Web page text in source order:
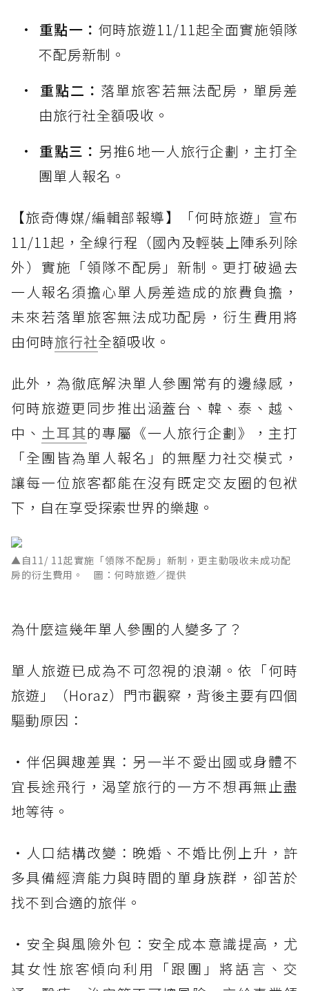
重點一： 何時旅遊11/11起全面實施領隊
不配房新制。
重點二： 落單旅客若無法配房，單房差
由旅行社全額吸收。
重點三： 另推6地一人旅行企劃，主打全
團單人報名。
【旅奇傳媒/編輯部報導】「何時旅遊」宣布
11/11起，全線行程（國內及輕裝上陣系列除
外）實施「領隊不配房」新制。更打破過去
一人報名須擔心單人房差造成的旅費負擔，
未來若落單旅客無法成功配房，衍生費用將
由何時旅行社全額吸收。
此外，為徹底解決單人參團常有的邊緣感，
何時旅遊更同步推出涵蓋台、韓、泰、越、
中、 土耳其的專屬《一人旅行企劃》，主打
「全團皆為單人報名」的無壓力社交模式，
讓每一位旅客都能在沒有既定交友圈的包袱
下，自在享受探索世界的樂趣。
▲自11/ 11起實施「領隊不配房」新制，更主動吸收未成功配
房的衍生費用。 圖：何時旅遊／提供
為什麼這幾年單人參團的人變多了？
單人旅遊已成為不可忽視的浪潮。依「何時
旅遊」（Horaz）門市觀察，背後主要有四個
驅動原因：
・伴侶興趣差異：另一半不愛出國或身體不
宜長途飛行，渴望旅行的一方不想再無止盡
地等待。
・人口結構改變：晚婚、不婚比例上升，許
多具備經濟能力與時間的單身族群，卻苦於
找不到合適的旅伴。
・安全與風險外包：安全成本意識提高，尤
其女性旅客傾向利用「跟團」將語言、交